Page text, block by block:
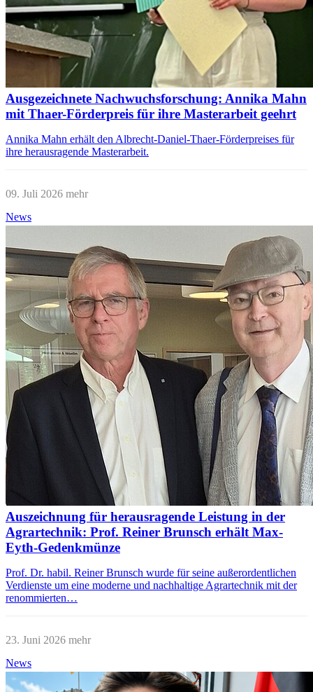
Ausgezeichnete Nachwuchsforschung: Annika Mahn
mit Thaer-Förderpreis für ihre Masterarbeit geehrt
Annika Mahn erhält den Albrecht-Daniel-Thaer-Förderpreises für
ihre herausragende Masterarbeit.
09. Juli 2026 mehr
News
Auszeichnung für herausragende Leistung in der
Agrartechnik: Prof. Reiner Brunsch erhält Max-
Eyth-Gedenkmünze
Prof. Dr. habil. Reiner Brunsch wurde für seine außerordentlichen
Verdienste um eine moderne und nachhaltige Agrartechnik mit der
renommierten…
23. Juni 2026 mehr
News